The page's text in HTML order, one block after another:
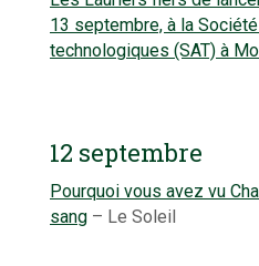
13 septembre, à la
technologiques (SAT) à
12 septembre
Pourquoi vous avez vu
sang – Le Soleil